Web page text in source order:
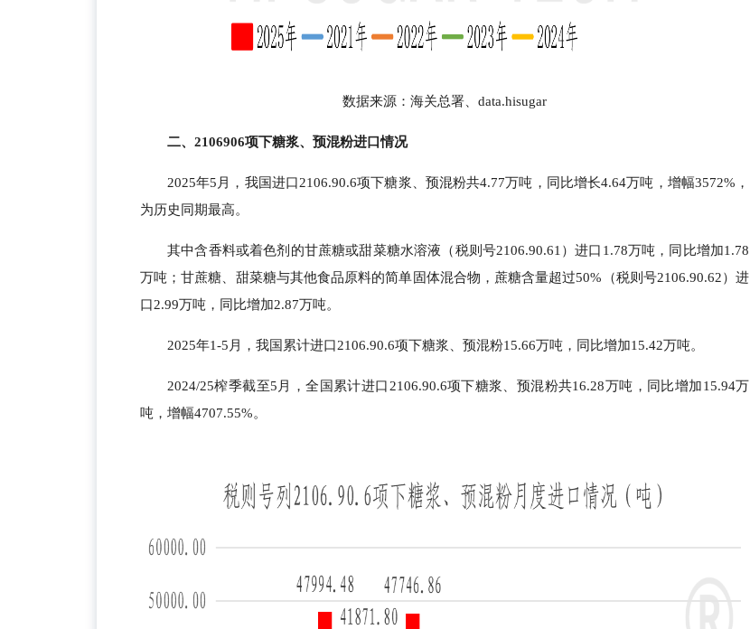
数据来源：海关总署、data.hisugar
二、2106906项下糖浆、预混粉进口情况
2025年5月，我国进口2106.90.6项下糖浆、预混粉共4.77万吨，同比增长4.64万吨，增幅3572%，
为历史同期最高。
其中含香料或着色剂的甘蔗糖或甜菜糖水溶液（税则号2106.90.61）进口1.78万吨，同比增加1.78
万吨；甘蔗糖、甜菜糖与其他食品原料的简单固体混合物，蔗糖含量超过50%（税则号2106.90.62）进
口2.99万吨，同比增加2.87万吨。
2025年1-5月，我国累计进口2106.90.6项下糖浆、预混粉15.66万吨，同比增加15.42万吨。
2024/25榨季截至5月，全国累计进口2106.90.6项下糖浆、预混粉共16.28万吨，同比增加15.94万
吨，增幅4707.55%。